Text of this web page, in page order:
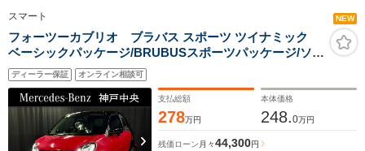
スマート NEW
フォーツーカブリオ ブラバス スポーツ ツイナミック
ベーシックパッケージ/BRUBUSスポーツパッケージ/ソフ
トトップブラック
ディーラー保証 オンライン相談可
支払総額
278万円
本体価格
248.0万円
残価ローン 月々44,300円